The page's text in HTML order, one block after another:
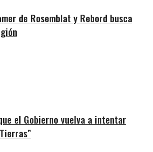
de Rosemblat y Rebord busca
el Gobierno vuelva a intentar